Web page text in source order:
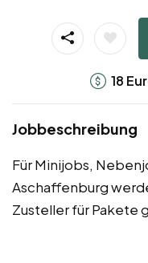
18
Jobbeschreibung
Für Minijobs,
Aschaffenburg
Zusteller für Pakete